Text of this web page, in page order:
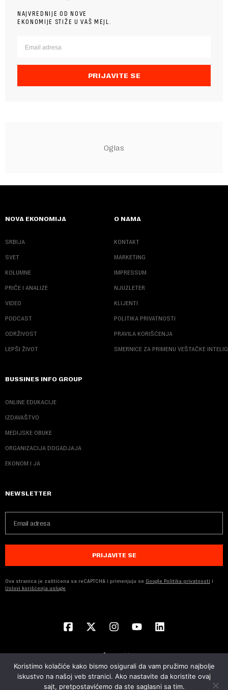
NAJVREDNIJE OD NOVE
EKONOMIJE STIŽE U VAŠ MEJL.
PRIJAVITE SE
NOVA EKONOMIJA
SRBIJA
SVET
KOLUMNE
PRIČE I ANALIZE
VIDEO
PODCAST
ODRŽIVOST
LEPŠI ŽIVOT
O NAMA
KONTAKT
MARKETING
IMPRESSUM
NJUZLETER
KLIJENTI
POLITIKA PRIVATNOSTI
PRAVILA KORIŠĆENJA
SMERNICE ZA PRIMENU VEŠTAČKE
BUSSINES INFO GROUP
ONLINE EDUKACIJE
IZDAVAŠTVO
MEDIJSKE OBUKE
ORGANIZACIJA DOGADJAJA
EKONOM I JA
NEWSLETTER
PRIJAVITE SE
Ova stranica je zaštićena sa reCAPTCHA i primenjuju se Google Politika privatnosti i
Uslovi korišćenja usluge
Koristimo kolačiće kako bismo osigurali da vam pružimo najbolje
iskustvo na našoj veb stranici. Ako nastavite da koristite ovaj
sajt, pretpostavićemo da ste saglasni sa tim.